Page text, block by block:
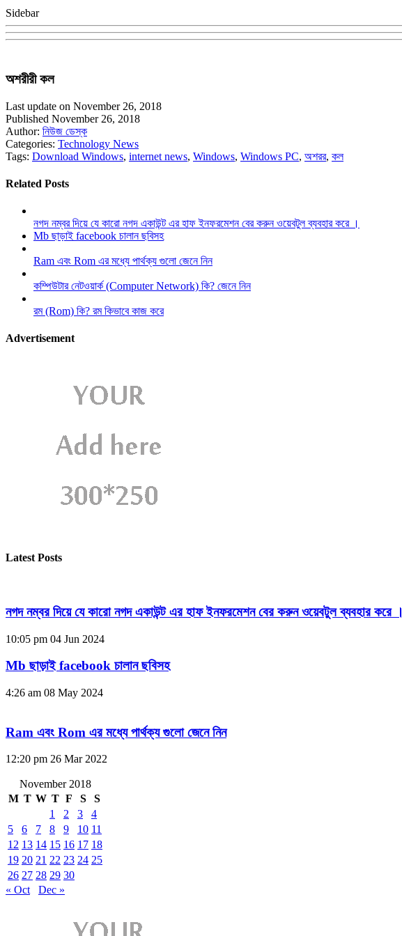
Sidebar
অশরীরী কল
Last update on November 26, 2018
Published November 26, 2018
Author: নিউজ ডেস্ক
Categories: Technology News
Tags: Download Windows, internet news, Windows, Windows PC, অশরর, কল
Related Posts
নগদ নম্বর দিয়ে যে কারো নগদ একাউন্ট এর হাফ ইনফরমেশন বের করুন ওয়েবটুল ব্যবহার করে ।
Mb ছাড়াই facebook চালান ছবিসহ
Ram এবং Rom এর মধ্যে পার্থক্য গুলো জেনে নিন
কম্পিউটার নেটওয়ার্ক (Computer Network) কি? জেনে নিন
রম (Rom) কি? রম কিভাবে কাজ করে
Advertisement
Latest Posts
নগদ নম্বর দিয়ে যে কারো নগদ একাউন্ট এর হাফ ইনফরমেশন বের করুন ওয়েবটুল ব্যবহার করে ।
10:05 pm 04 Jun 2024
Mb ছাড়াই facebook চালান ছবিসহ
4:26 am 08 May 2024
Ram এবং Rom এর মধ্যে পার্থক্য গুলো জেনে নিন
12:20 pm 26 Mar 2022
November 2018
M T W T F S
S
1
2 3
4
5
6 7 8 9 10 11
12 13 14 15 16 17 18
19 20 21 22 23 24 25
26 27 28 29 30
« Oct
Dec »